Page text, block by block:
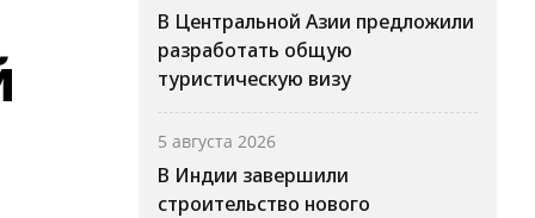
В Центральной Азии предложили
разработать общую
туристическую визу
5 августа 2026
В Индии завершили
строительство нового